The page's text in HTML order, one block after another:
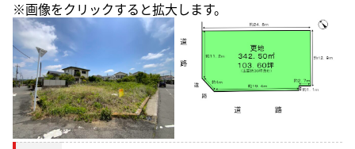
※画像をクリックすると拡大します。